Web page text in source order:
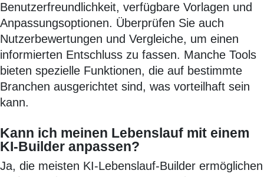
Benutzerfreundlichkeit, verfügbare Vorlagen und
Anpassungsoptionen. Überprüfen Sie auch
Nutzerbewertungen und Vergleiche, um einen
informierten Entschluss zu fassen. Manche Tools
bieten spezielle Funktionen, die auf bestimmte
Branchen ausgerichtet sind, was vorteilhaft sein
kann.
Kann ich meinen Lebenslauf mit einem
KI-Builder anpassen?
Ja, die meisten KI-Lebenslauf-Builder ermöglichen